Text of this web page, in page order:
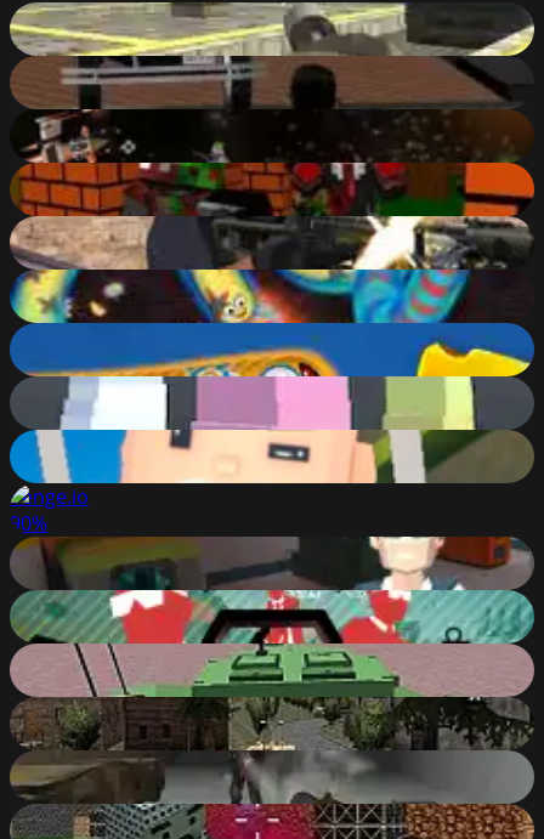
Call of Ops 3
88%
Downtown 1930s
10
Starblast.io
68%
Blocky Combat Swat - Killing Zombie
80%
Good Guys vs Bad Boys
86%
Wormate.io
81%
Worms Zone
87 %
Towerz.io
78
Kogama Pro Run
84
%
Venge.io
90%
POLYBLICY
88
%
MercZone
75%
Helicopter And Tank Battle Desert Storm
86
WW2 Modern War Tanks 1942
86%
Zombie Apocalypse Tunnel Survival
89%
Shooting Blocky Combat Swat GunGame Survival